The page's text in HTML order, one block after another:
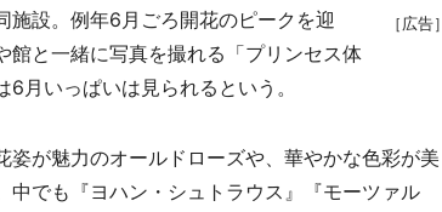
［広告］
設。例年6月ごろ開花のピークを迎
館と一緒に写真を撮れる「プリンセス体
月いっぱいは見られるという。
が魅力のオールドローズや、華やかな色彩が美
でも『ヨハン・シュトラウス』『モーツァル